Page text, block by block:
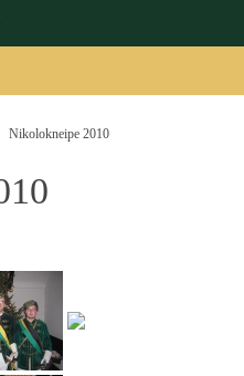
Nikolokneipe 2010